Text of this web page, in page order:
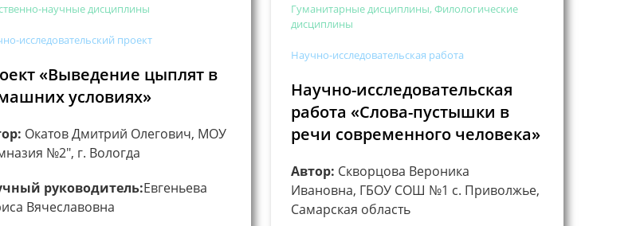
научные дисциплины
исследовательский проект
«Выведение цыплят в
условиях»
Окатов Дмитрий Олегович, МОУ
№2", г. Вологда
руководитель:Евгеньева
Вячеславовна
Гуманитарные дисциплины, Филологические
дисциплины
Научно-исследовательская работа
Научно-исследовательская
работа «Слова-пустышки в
речи современного человека»
Автор: Скворцова Вероника
Ивановна, ГБОУ СОШ №1 с. Приволжье,
Самарская область